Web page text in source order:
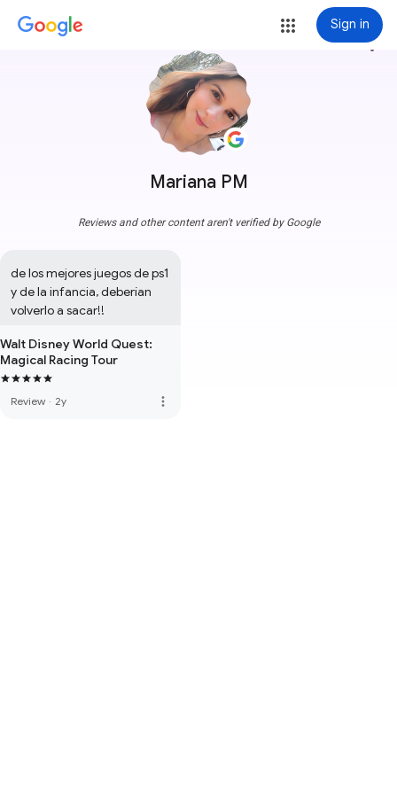
Sign in
Mariana PM
more_vert
Reviews and other content aren't verified by Google
de los mejores juegos de ps1
y de la infancia, deberían
volverlo a sacar!!
Walt Disney World Quest:
Magical Racing Tour
Review · 2y more_vert